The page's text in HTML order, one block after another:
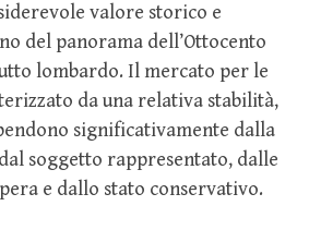
valore storico e
del panorama dell’Ottocento
lombardo. Il mercato per le
da una relativa stabilità,
significativamente dalla
soggetto rappresentato, dalle
e dallo stato conservativo.